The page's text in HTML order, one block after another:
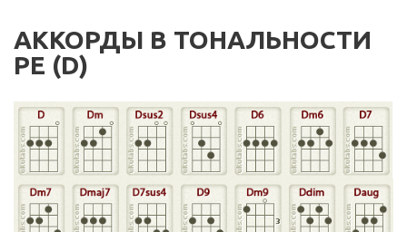
АККОРДЫ В ТОНАЛЬНОСТИ
РЕ (D)